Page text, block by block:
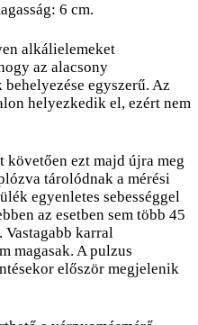
6 cm.
alkálielemeket
az alacsony
egyszerű. Az
helyezkedik el, ezért nem
követően ezt majd újra meg
tárolódnak a mérési
egyenletes sebességgel
az esetben sem több 45
karral
magasak. A pulzus
először megjelenik